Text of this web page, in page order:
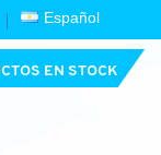
Español
EN STOCK